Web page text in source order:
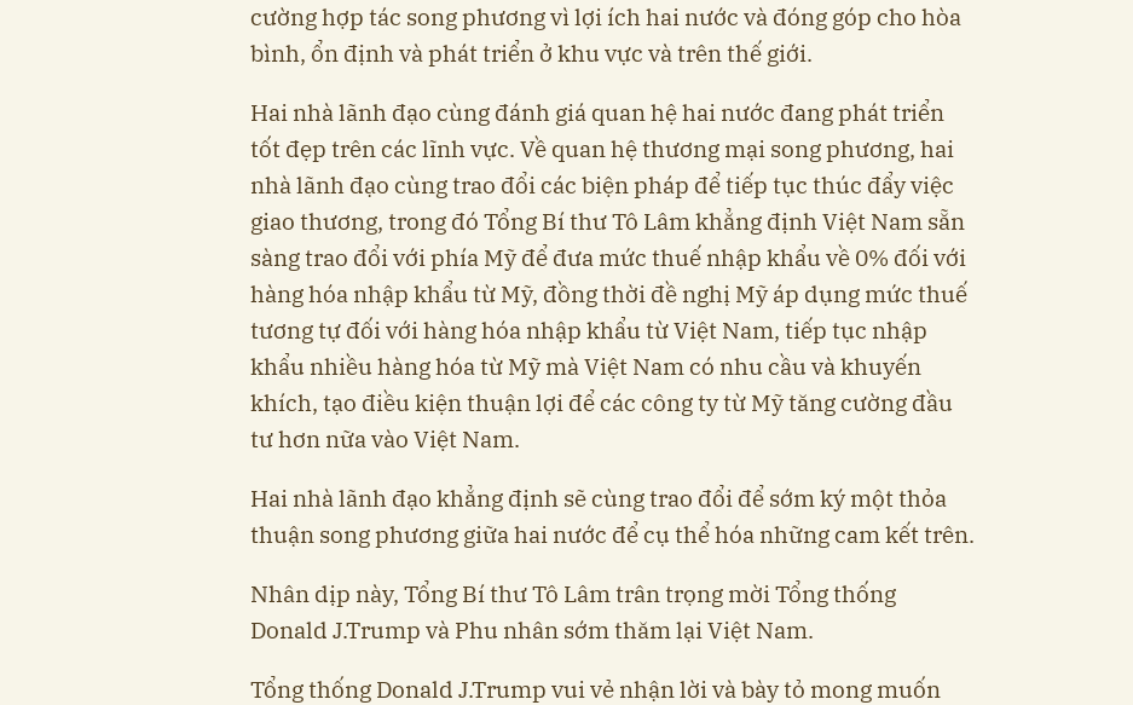
cường hợp tác song phương vì lợi ích hai nước và đóng góp cho hòa
bình, ổn định và phát triển ở khu vực và trên thế giới.
Hai nhà lãnh đạo cùng đánh giá quan hệ hai nước đang phát triển
tốt đẹp trên các lĩnh vực. Về quan hệ thương mại song phương, hai
nhà lãnh đạo cùng trao đổi các biện pháp để tiếp tục thúc đẩy việc
giao thương, trong đó Tổng Bí thư Tô Lâm khẳng định Việt Nam sẵn
sàng trao đổi với phía Mỹ để đưa mức thuế nhập khẩu về 0% đối với
hàng hóa nhập khẩu từ Mỹ, đồng thời đề nghị Mỹ áp dụng mức thuế
tương tự đối với hàng hóa nhập khẩu từ Việt Nam, tiếp tục nhập
khẩu nhiều hàng hóa từ Mỹ mà Việt Nam có nhu cầu và khuyến
khích, tạo điều kiện thuận lợi để các công ty từ Mỹ tăng cường đầu
tư hơn nữa vào Việt Nam.
Hai nhà lãnh đạo khẳng định sẽ cùng trao đổi để sớm ký một thỏa
thuận song phương giữa hai nước để cụ thể hóa những cam kết trên.
Nhân dịp này, Tổng Bí thư Tô Lâm trân trọng mời Tổng thống
Donald J.Trump và Phu nhân sớm thăm lại Việt Nam.
Tổng thống Donald J.Trump vui vẻ nhận lời và bày tỏ mong muốn